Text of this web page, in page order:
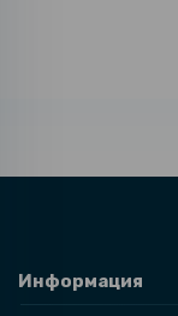
Информация